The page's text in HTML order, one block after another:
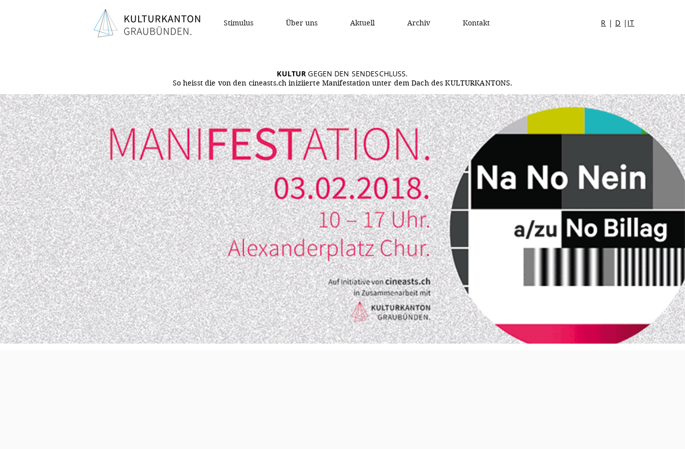
Stimulus Über uns Aktuell Archiv Kontakt R | D | IT
KULTUR GEGEN DEN SENDESCHLUSS.
So heisst die von den cineasts.ch iniziierte Manifestation unter dem Dach des KULTURKANTONS.